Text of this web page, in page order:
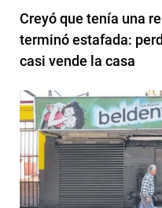
Creyó que tenía una
terminó estafada:
casi vende la casa